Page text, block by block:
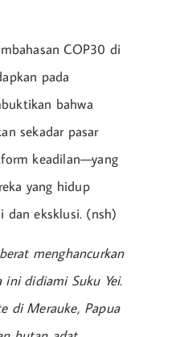
COP30 di
pada
bahwa
sekadar pasar
keadilan—yang
yang hidup
dan eksklusi. (nsh)
menghancurkan
ini didiami Suku Yei.
di Merauke, Papua